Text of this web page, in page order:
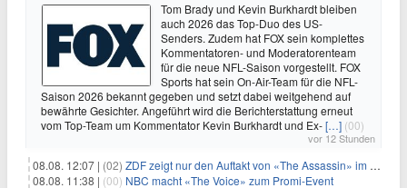
Tom Brady und Kevin Burkhardt bleiben
auch 2026 das Top-Duo des US-
Senders. Zudem hat FOX sein komplettes
Kommentatoren- und Moderatorenteam
für die neue NFL-Saison vorgestellt. FOX
Sports hat sein On-Air-Team für die NFL-
Saison 2026 bekannt gegeben und setzt dabei weitgehend auf
bewährte Gesichter. Angeführt wird die Berichterstattung erneut
vom Top-Team um Kommentator Kevin Burkhardt und Ex-[…] (00)
vor 12 Stunden
08.08. 12:07 | (02) ZDF zeigt nur den Auftakt von «The Assassin» im Fernsehen
08.08. 11:38 | (00) NBC macht «The Voice» zum Promi-Event